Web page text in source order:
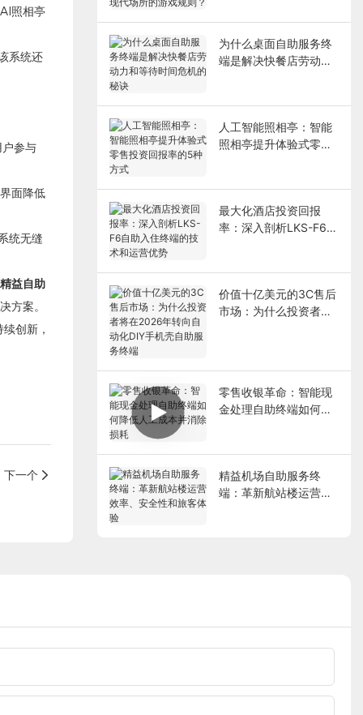
照相亭
系统还
参与
面降低
统无缝
益自助
方案。
创新，
下一个
为什么桌面自助服务终
端是解决快餐店劳动力
人工智能照相亭：智能
照相亭提升体验式零售
最大化酒店投资回报
率：深入剖析LKS-F6自
价值十亿美元的3C售后
市场：为什么投资者将
零售收银革命：智能现
金处理自助终端如何降
精益机场自助服务终
端：革新航站楼运营效